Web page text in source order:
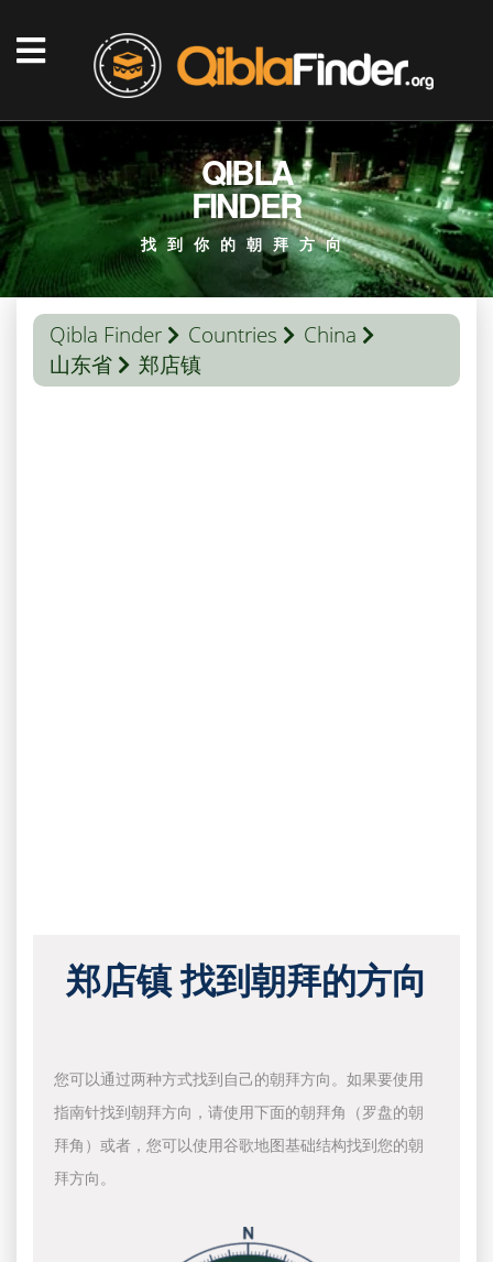
QIBLA
FINDER
找到你的朝拜方向
Qibla Finder Countries
China
山东省
郑店镇
郑店镇 找到朝拜的方向
您可以通过两种方式找到自己的朝拜方向。如果要使用
指南针找到朝拜方向，请使用下面的朝拜角（罗盘的朝
拜角）或者，您可以使用谷歌地图基础结构找到您的朝
拜方向。